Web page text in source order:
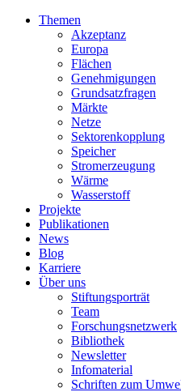
Themen
Akzeptanz
Europa
Flächen
Genehmigungen
Grundsatzfragen
Märkte
Netze
Sektorenkopplung
Speicher
Stromerzeugung
Wärme
Wasserstoff
Projekte
Publikationen
News
Blog
Karriere
Über uns
Stiftungsporträt
Team
Forschungsnetzwerk
Bibliothek
Newsletter
Infomaterial
Schriften zum